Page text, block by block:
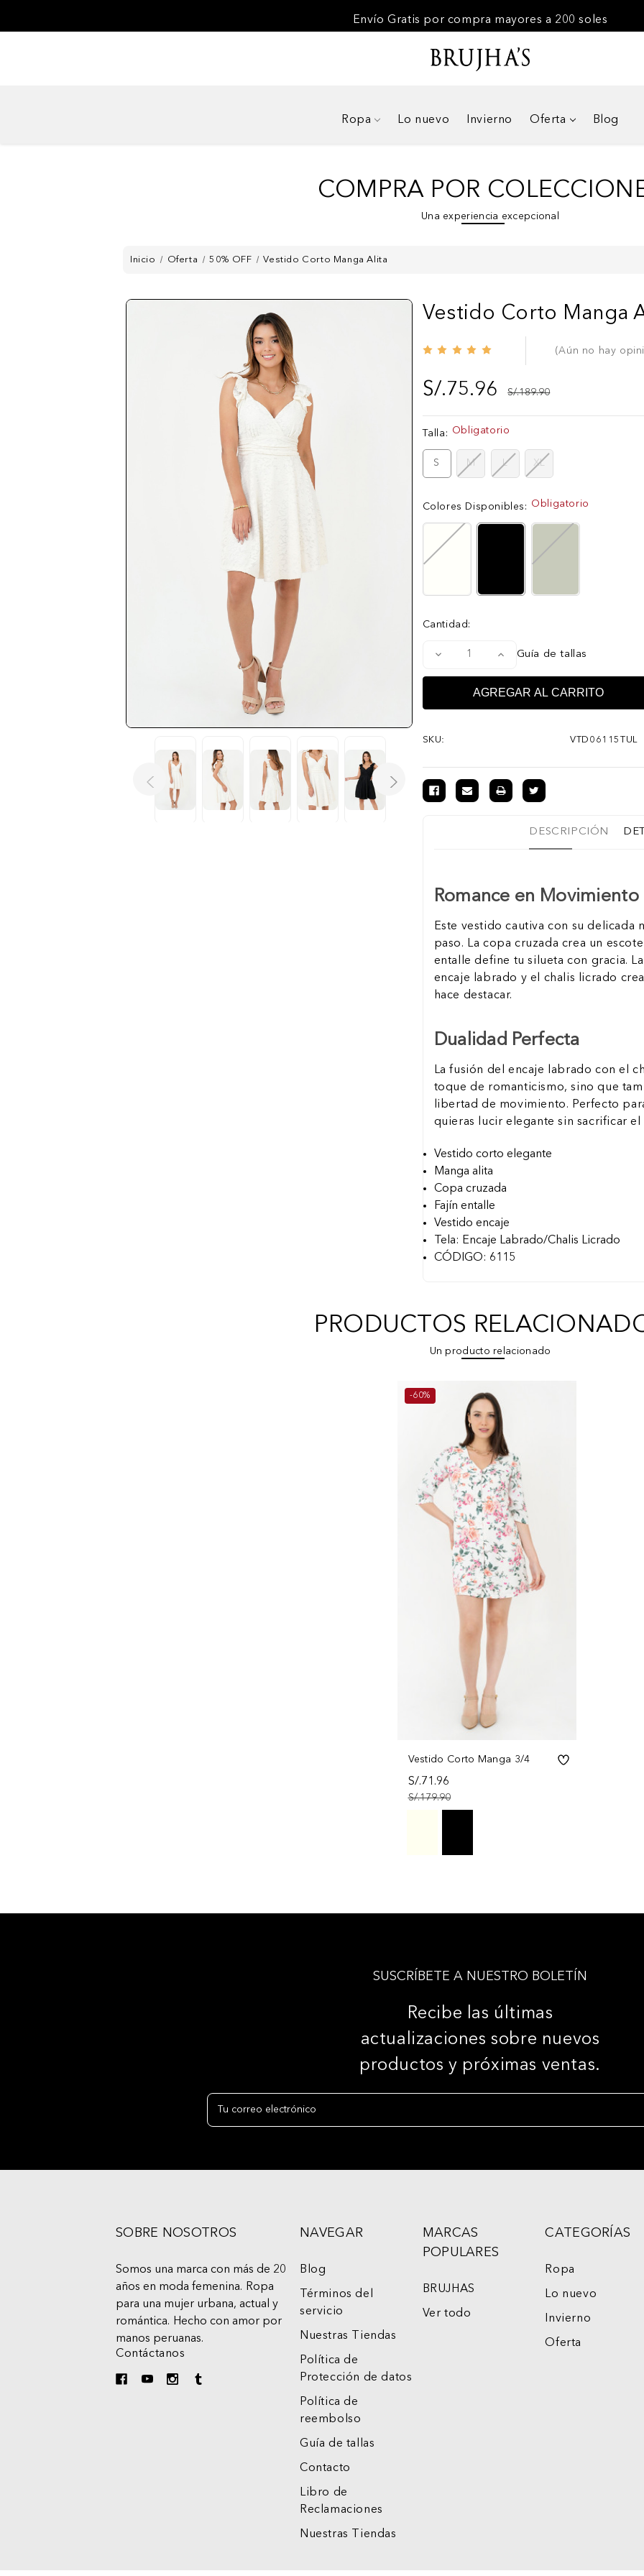
Envío Gratis por compra mayores a 200 soles
Ropa Lo nuevo Invierno Oferta Blog
COMPRA POR
Una experiencia excepcional
Inicio Oferta 50% OFF Vestido Corto Manga Alita
Vestido Corto Manga
(Aún no hay
S/.75.96 S/.189.90
Existencias
actuales:
Talla: Obligatorio
S M L XL
Colores Disponibles: Obligatorio
Cantidad:
Disminuir
cantidad
Aumentar
cantidad
Vestido
Guía de tallas
SKU: VTD06115TUL
DESCRIPCIÓN
Romance en Movimiento
Este vestido cautiva con su delicada
paso. La copa cruzada crea un
entalle define tu silueta con gracia.
encaje labrado y el chalis licrado
hace destacar.
Dualidad Perfecta
La fusión del encaje labrado con el
toque de romanticismo, sino que
libertad de movimiento. Perfecto
quieras lucir elegante sin sacrificar
Vestido corto elegante
Manga alita
Copa cruzada
Fajín entalle
Vestido encaje
Tela: Encaje Labrado/Chalis Licrado
CÓDIGO: 6115
PRODUCTOS
Un producto relacionado
-60%
Vestido Corto Manga 3/4
S/.71.96
S/.179.90
SUSCRÍBETE A NUESTRO BOLETÍN
Recibe las últimas
actualizaciones sobre nuevos
productos y próximas ventas.
Dirección
SOBRE NOSOTROS
Somos una marca con más de 20
años en moda femenina. Ropa
para una mujer urbana, actual y
romántica. Hecho con amor por
manos peruanas.
Contáctanos
NAVEGAR
Blog
Términos del
servicio
Nuestras Tiendas
Política de
Protección de datos
Política de
reembolso
Guía de tallas
Contacto
Libro de
Reclamaciones
Nuestras Tiendas
MARCAS
POPULARES
BRUJHAS
Ver todo
CATEGORÍAS
Ropa
Lo nuevo
Invierno
Oferta